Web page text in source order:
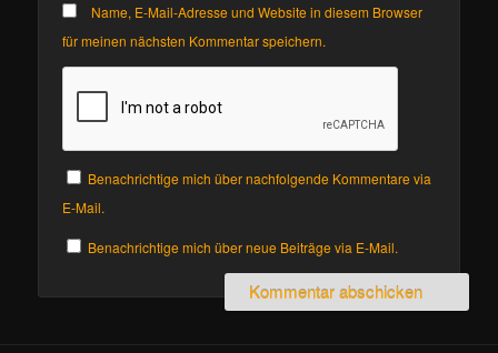
Name, E-Mail-Adresse und Website in diesem Browser
für meinen nächsten Kommentar speichern.
Benachrichtige mich über nachfolgende Kommentare via
E-Mail.
Benachrichtige mich über neue Beiträge via E-Mail.